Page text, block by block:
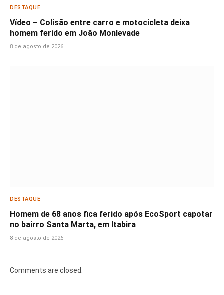
DESTAQUE
Vídeo – Colisão entre carro e motocicleta deixa
homem ferido em João Monlevade
8 de agosto de 2026
DESTAQUE
Homem de 68 anos fica ferido após EcoSport capotar
no bairro Santa Marta, em Itabira
8 de agosto de 2026
Comments are closed.